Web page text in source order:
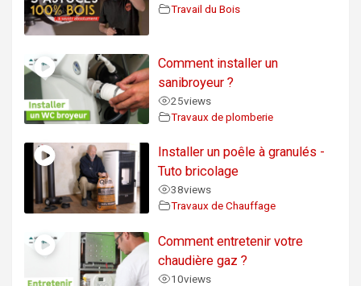
Travail du Bois
Comment installer un
sanibroyeur ?
25views
Travaux de plomberie
Installer un poêle à granulés -
Tuto bricolage
38views
Travaux de Chauffage
Comment entretenir votre
chaudière gaz ?
10views